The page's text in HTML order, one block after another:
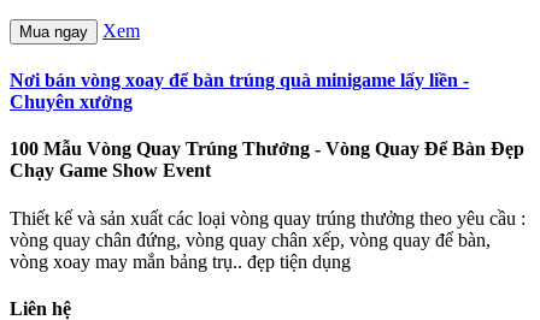
Mua ngay Xem
Nơi bán vòng xoay để bàn trúng quà minigame lấy liền -
Chuyên xưởng
100 Mẫu Vòng Quay Trúng Thưởng - Vòng Quay Để Bàn Đẹp
Chạy Game Show Event
Thiết kế và sản xuất các loại vòng quay trúng thưởng theo yêu cầu :
vòng quay chân đứng, vòng quay chân xếp, vòng quay để bàn,
vòng xoay may mắn bảng trụ.. đẹp tiện dụng
Liên hệ